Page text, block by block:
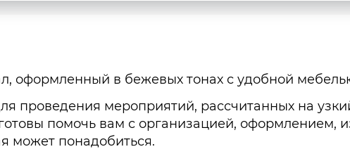
оформленный в бежевых тонах с удобной
проведения мероприятий, рассчитанных на
помочь вам с организацией, оформлением,
может понадобиться.